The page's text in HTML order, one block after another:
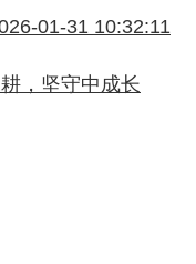
01-31 10:32:11
，坚守中成长